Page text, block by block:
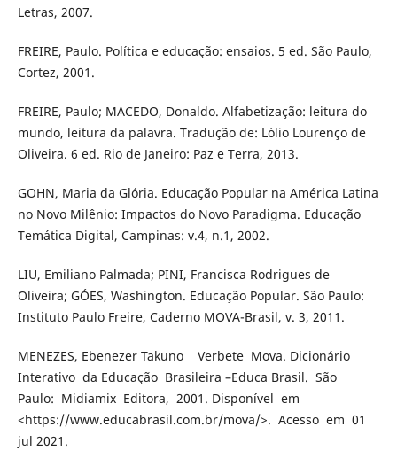
Letras, 2007.
FREIRE, Paulo. Política e educação: ensaios. 5 ed. São Paulo,
Cortez, 2001.
FREIRE, Paulo; MACEDO, Donaldo. Alfabetização: leitura do
mundo, leitura da palavra. Tradução de: Lólio Lourenço de
Oliveira. 6 ed. Rio de Janeiro: Paz e Terra, 2013.
GOHN, Maria da Glória. Educação Popular na América Latina
no Novo Milênio: Impactos do Novo Paradigma. Educação
Temática Digital, Campinas: v.4, n.1, 2002.
LIU, Emiliano Palmada; PINI, Francisca Rodrigues de
Oliveira; GÓES, Washington. Educação Popular. São Paulo:
Instituto Paulo Freire, Caderno MOVA-Brasil, v. 3, 2011.
MENEZES, Ebenezer Takuno Verbete Mova. Dicionário
Interativo da Educação Brasileira –Educa Brasil. São
Paulo: Midiamix Editora, 2001. Disponível em
<https://www.educabrasil.com.br/mova/>. Acesso em 01
jul 2021.